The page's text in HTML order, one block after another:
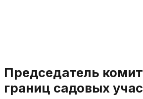
Председатель
границ садовых